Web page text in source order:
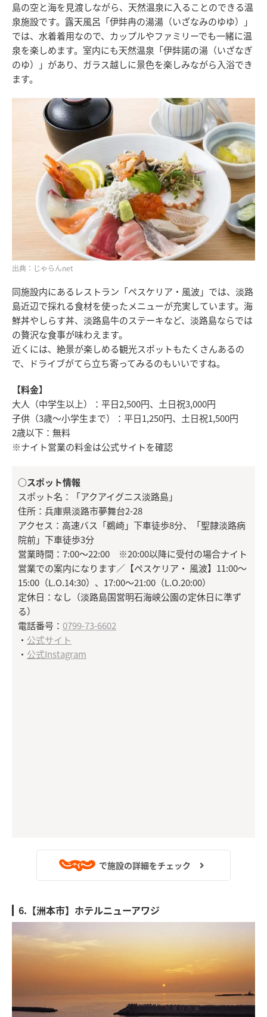
島の空と海を見渡しながら、天然温泉に入ることのできる温
泉施設です。露天風呂「伊弉冉の湯湯（いざなみのゆゆ）」
では、水着着用なので、カップルやファミリーでも一緒に温
泉を楽しめます。室内にも天然温泉「伊弉諾の湯（いざなぎ
のゆ）」があり、ガラス越しに景色を楽しみながら入浴でき
ます。
出典：じゃらんnet
同施設内にあるレストラン「ペスケリア・風波」では、淡路
島近辺で採れる食材を使ったメニューが充実しています。海
鮮丼やしらす丼、淡路島牛のステーキなど、淡路島ならでは
の贅沢な食事が味わえます。
近くには、絶景が楽しめる観光スポットもたくさんあるの
で、ドライブがてら立ち寄ってみるのもいいですね。
【料金】
大人（中学生以上）：平日2,500円、土日祝3,000円
子供（3歳〜小学生まで）：平日1,250円、土日祝1,500円
2歳以下：無料
※ナイト営業の料金は公式サイトを確認
○スポット情報
スポット名：「アクアイグニス淡路島」
住所：兵庫県淡路市夢舞台2-28
アクセス：高速バス「鵜崎」下車徒歩8分、「聖隷淡路病
院前」下車徒歩3分
営業時間：7:00～22:00 ※20:00以降に受付の場合ナイト
営業での案内になります／【ペスケリア・ 風波】11:00～
15:00（L.O.14:30）、17:00～21:00（L.O.20:00）
定休日：なし（淡路島国営明石海峡公園の定休日に準ず
る）
電話番号： 0799-73-6602
・ 公式サイト
・ 公式Instagram
で施設の詳細をチェック
6.【洲本市】ホテルニューアワジ